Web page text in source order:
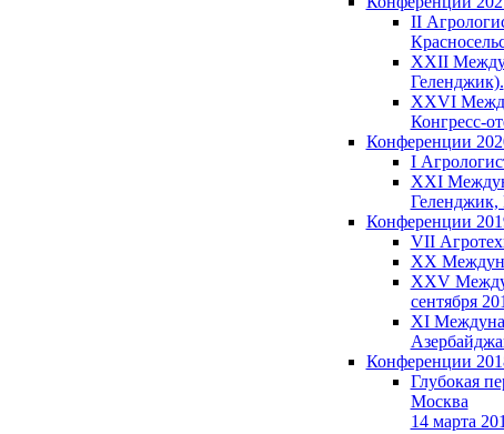
II
XXII
Геленджик).
XXVI
Конгресс-
Конференции
I
XXI
Геленджик,
Конференции
VII
XX
XXV
сентября
XI
Конференции
Глубокая
Москва
14 марта